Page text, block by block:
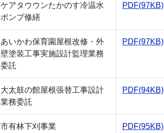
ケアタウウンたかのす冷温水
ポンプ修繕
PDF(97KB)
あいかわ保育園屋根改修・外
壁塗装工事実施設計監理業務
委託
PDF(97KB)
大太鼓の館屋根張替工事設計
業務委託
PDF(94KB)
市有林下刈事業 PDF(95KB)